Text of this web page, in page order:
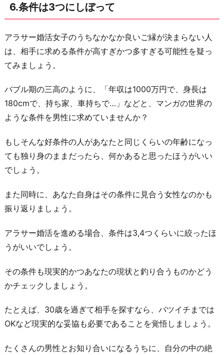
6.条件は3つにしぼって
アラサー婚活女子のうちなかなか良いご縁が決まらない人
は、相手に求める条件が高すぎかつ多すぎる可能性を疑っ
てみましょう。
バブル期の三高のように、「年収は1000万円で、身長は
180cmで、持ち家、車持ちで…」などと、マンガの世界の
ような条件を男性に求めていませんか？
もしそんな好条件の人があなたと同じくらいの年齢になっ
ても独り身のままだったら、何かあると思ったほうがいい
でしょう。
また同時に、あなた自身はその条件に見合う女性なのかも
振り返りましょう。
アラサー婚活を進める場合、条件は3,4つくらいに絞ったほ
うがいいでしょう。
その条件も現実的かつあなたの現状と釣り合うものかどう
かチェックしましょう。
たとえば、30歳を過ぎて相手を探すなら、バツイチまでは
OKなど現実的な妥協も必要であることを覚悟しましょう。
たくさんの男性とお知り合いになるうちに、自分の中の絶